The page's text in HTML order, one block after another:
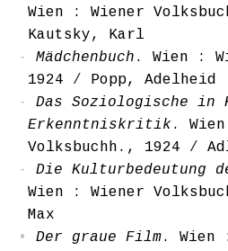
Wien : Wiener
Kautsky, Karl
Mädchenbuch . Wien :
1924 / Popp, Adelheid
Das Soziologische in
Erkenntniskritik .
Volksbuchh., 1924 /
Die Kulturbedeutung
Wien : Wiener
Max
Der graue Film. Wien